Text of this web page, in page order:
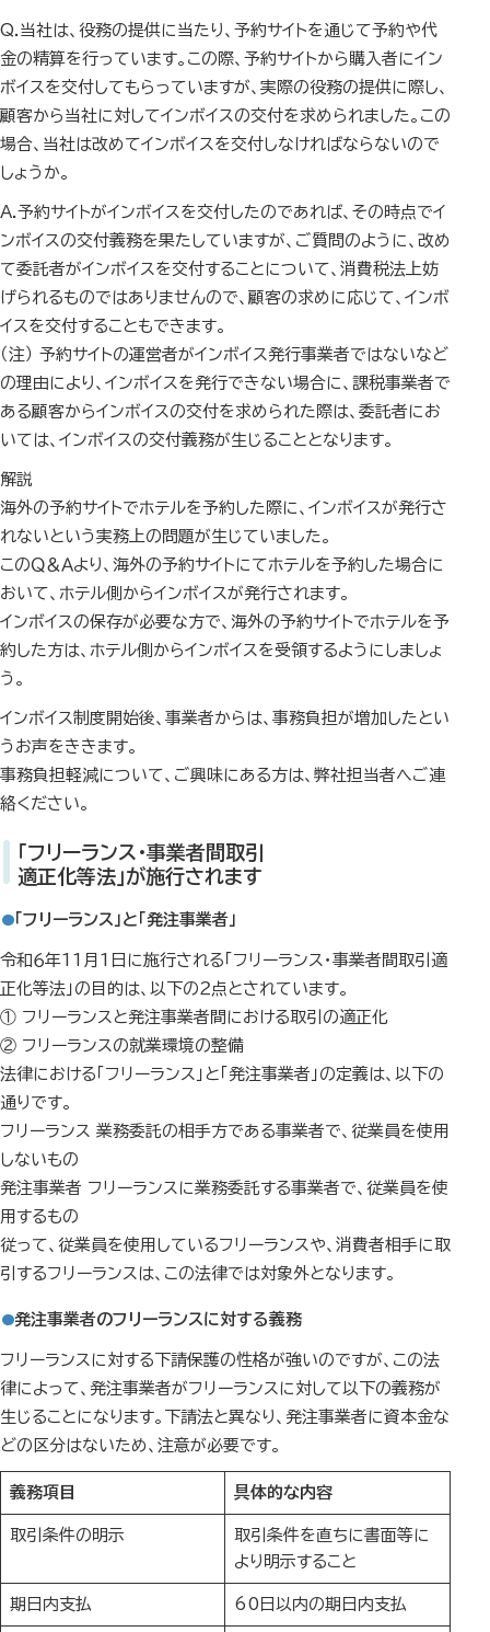
Q.当社は、役務の提供に当たり、予約サイトを通じて予約や代
金の精算を行っています。この際、予約サイトから購入者にイン
ボイスを交付してもらっていますが、実際の役務の提供に際し、
顧客から当社に対してインボイスの交付を求められました。この
場合、当社は改めてインボイスを交付しなければならないので
しょうか。
A.予約サイトがインボイスを交付したのであれば、その時点でイ
ンボイスの交付義務を果たしていますが、ご質問のように、改め
て委託者がインボイスを交付することについて、消費税法上妨
げられるものではありませんので、顧客の求めに応じて、インボ
イスを交付することもできます。
（注） 予約サイトの運営者がインボイス発行事業者ではないなど
の理由により、インボイスを発行できない場合に、課税事業者で
ある顧客からインボイスの交付を求められた際は、委託者にお
いては、インボイスの交付義務が生じることとなります。
解説
海外の予約サイトでホテルを予約した際に、インボイスが発行さ
れないという実務上の問題が生じていました。
このＱ＆Ａより、海外の予約サイトにてホテルを予約した場合に
おいて、ホテル側からインボイスが発行されます。
インボイスの保存が必要な方で、海外の予約サイトでホテルを予
約した方は、ホテル側からインボイスを受領するようにしましょ
う。
インボイス制度開始後、事業者からは、事務負担が増加したとい
うお声をききます。
事務負担軽減について、ご興味にある方は、弊社担当者へご連
絡ください。
「フリーランス・事業者間取引
適正化等法」が施行されます
「フリーランス」と「発注事業者」
令和６年11月1日に施行される「フリーランス・事業者間取引適
正化等法」の目的は、以下の２点とされています。
① フリーランスと発注事業者間における取引の適正化
② フリーランスの就業環境の整備
法律における「フリーランス」と「発注事業者」の定義は、以下の
通りです。
フリーランス 業務委託の相手方である事業者で、従業員を使用
しないもの
発注事業者 フリーランスに業務委託する事業者で、従業員を使
用するもの
従って、従業員を使用しているフリーランスや、消費者相手に取
引するフリーランスは、この法律では対象外となります。
発注事業者のフリーランスに対する義務
フリーランスに対する下請保護の性格が強いのですが、この法
律によって、発注事業者がフリーランスに対して以下の義務が
生じることになります。下請法と異なり、発注事業者に資本金な
どの区分はないため、注意が必要です。
義務項目 具体的な内容
取引条件の明示
取引条件を直ちに書面等に
より明示すること
期日内支払 60日以内の期日内支払